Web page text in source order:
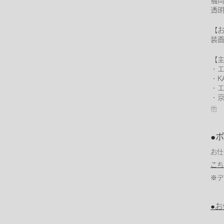
透
【
装
【
・
・
・
・
他
●
お
こ
※デ
●